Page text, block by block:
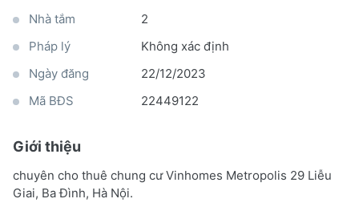
Nhà tắm
2
Pháp lý
Không xác định
Ngày đăng
22/12/2023
Mã BĐS
22449122
Giới thiệu
chuyên cho thuê chung cư Vinhomes Metropolis 29 Liễu
Giai, Ba Đình, Hà Nội.